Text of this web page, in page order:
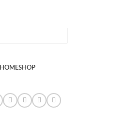
HOMESHOP